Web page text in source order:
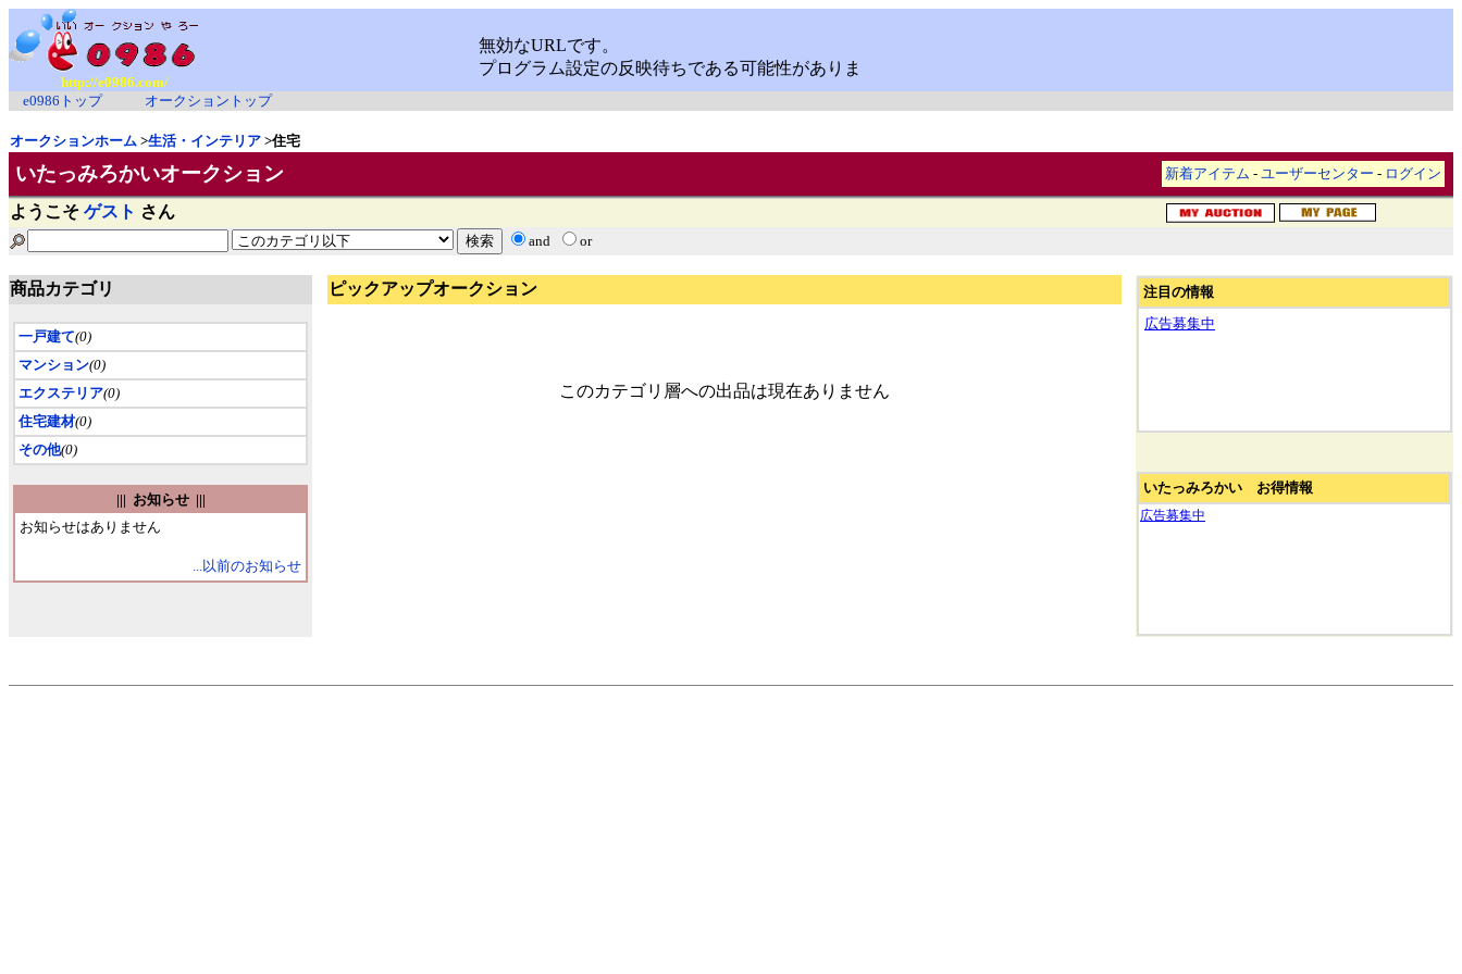
http://e0986.com/
e0986トップ
オークショントップ
オークションホーム >生活・インテリア >住宅
いたっみろかいオークション 新着アイテム - ユーザーセンター - ログイン
ようこそ ゲスト さん
and or
商品カテゴリ ピックアップオークション 注目の情報
いたっみろかい お得情報
一戸建て(0)
マンション(0)
エクステリア(0)
住宅建材(0)
その他(0)
||| お知らせ |||
お知らせはありません
...以前のお知らせ
このカテゴリ層への出品は現在ありません